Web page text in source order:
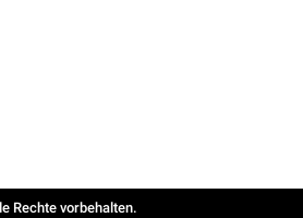
Rechte vorbehalten.